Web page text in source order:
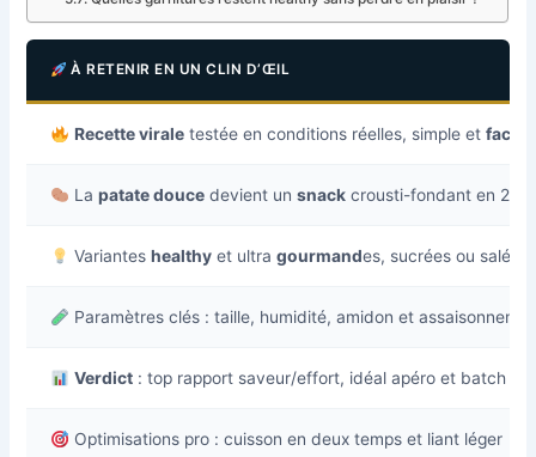
À RETENIR EN UN CLIN D’ŒIL
Recette virale testée en conditions réelles, simple etfacile
Lapatate douce devient unsnack crousti-fondant en 20
Varianteshealthy et ultragourmandes, sucrées ou salées
Paramètres clés : taille, humidité, amidon et
Verdict : top rapport saveur/effort, idéal apéro et batch
Optimisations pro : cuisson en deux temps et liant léger